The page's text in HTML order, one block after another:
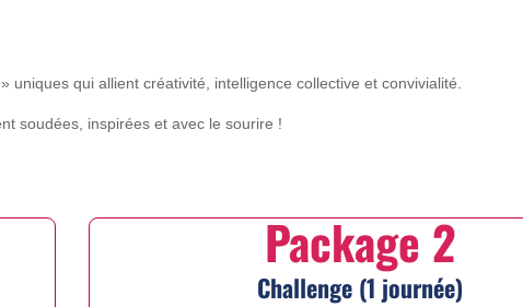
uniques qui allient créativité, intelligence collective et convivialité.
soudées, inspirées et avec le sourire !
Package 2
Challenge (1 journée)